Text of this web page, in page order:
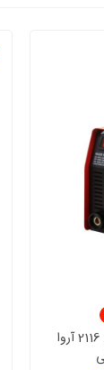
اینورتر جوشکاری 160 آمپر مدل 2116 آروا